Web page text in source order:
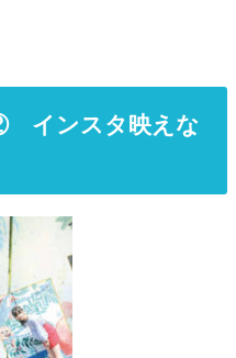
インスタ映えな